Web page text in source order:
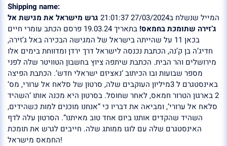
Shipping name:
המייל שנשלח ב27/03/2024 21:01:37
גרש מישראל את מגישת אל
ג’זירה שתומכת בחמאס!
בתאריך 19.03.24 פרסם הכתב עומרי חיים
בכאן 11 על שהייתה בישראל של המגישה הבכירה באל ג’זירה,
חדיג’ה בן ק’נה, הכתבת נכנסה לישראל דרך ירדן ומדווחת בימים אלו
מירושלים והר הבית. הכתבת שיתפה ציוץ בחשבון הטוויטר שלה לפני
מספר שבועות ובו הכיתוב ‘נאציזם ישראלי חדש’. הכתבת הפיצה
באינסטגרם ל 3מיליון העוקבים שלה, סרטון של סלאח אל ערורי, מס’
2 בארגון הטרור חמאס, לאחר שחוסל. בסרטון היא מכנה אותו ‘השהיד
סלאח אל ערורי’, ומביאה את דבריו כי ”אנחנו מוכנים למות כשהידים,
השהיד שהקדים אותנו ביום אחד טוב מאיתנו”. הסרטון עלה לדף
האינסטגרם שלה עם לוגו ממותג שלה. חייבים לגרש את תומכת
החמאס מישראל!